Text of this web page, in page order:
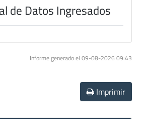
de Datos Ingresados
Informe generado el 09-08-2026 09:43
Imprimir